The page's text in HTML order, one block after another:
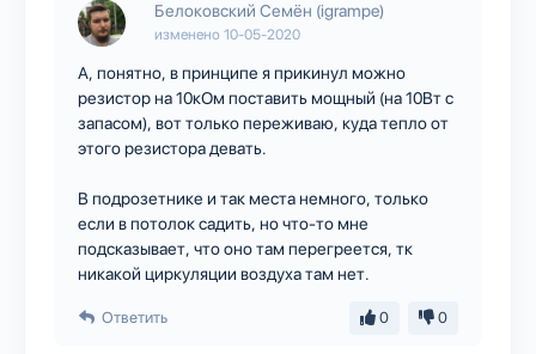
Белоковский Семён (igrampe)
изменено 10-05-2020
А, понятно, в принципе я прикинул можно
резистор на 10кОм поставить мощный (на 10Вт с
запасом), вот только переживаю, куда тепло от
этого резистора девать.
В подрозетнике и так места немного, только
если в потолок садить, но что-то мне
подсказывает, что оно там перегреется, тк
никакой циркуляции воздуха там нет.
Ответить 0 0